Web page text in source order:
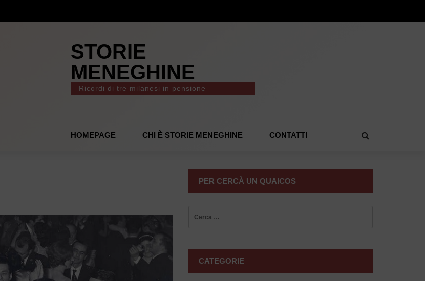
STORIE
MENEGHINE
Ricordi di tre milanesi in pensione
HOMEPAGE CHI È STORIE MENEGHINE CONTATTI
PER CERCÀ UN QUAICOS
CATEGORIE